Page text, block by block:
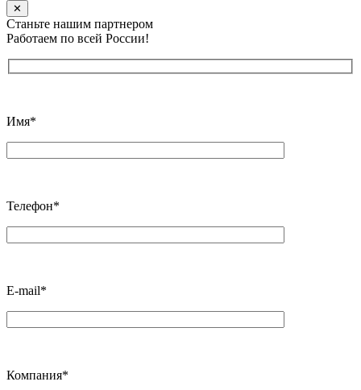
✕
Станьте нашим партнером
Работаем по всей России!
Имя*
Телефон*
E-mail*
Компания*